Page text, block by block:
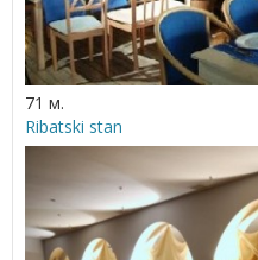
71 м.
Ribatski stan